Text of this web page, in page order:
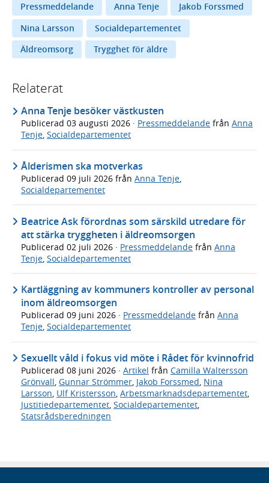
Pressmeddelande Anna Tenje
Jakob Forssmed
Nina Larsson
Socialdepartementet
Äldreomsorg
Trygghet för äldre
Relaterat
Anna Tenje besöker västkusten
Publicerad 03 augusti 2026 · Pressmeddelande från Anna
Tenje, Socialdepartementet
Ålderismen ska motverkas
Publicerad 09 juli 2026 från Anna Tenje,
Socialdepartementet
Beatrice Ask förordnas som särskild utredare för
att stärka tryggheten i äldreomsorgen
Publicerad 02 juli 2026 · Pressmeddelande från Anna
Tenje Socialdepartementet
Kartläggning av kommuners kontroller av personal
inom äldreomsorgen
Publicerad 09 juni 2026 · Pressmeddelande från Anna
Tenje, Socialdepartementet
Sexuellt våld i fokus vid möte i Rådet för kvinnofrid
Publicerad 08 juni 2026 · Artikel från Camilla Waltersson
Grönvall, Gunnar Strömmer, Jakob Forssmed, Nina
Larsson, Ulf Kristersson, Arbetsmarknadsdepartementet,
Justitiedepartementet, Socialdepartementet,
Statsrådsberedningen